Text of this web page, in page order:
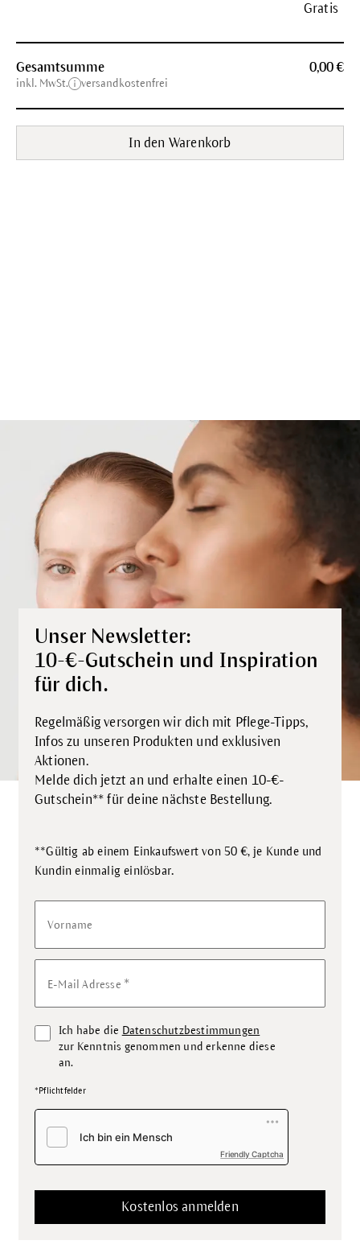
Gratis
Gesamtsumme
inkl. MwSt. versandkostenfrei
0,00 €
In den Warenkorb
Unser Newsletter:
10-€-Gutschein und Inspiration
für dich.
Regelmäßig versorgen wir dich mit Pflege-Tipps,
Infos zu unseren Produkten und exklusiven
Aktionen.
Melde dich jetzt an und erhalte einen 10-€-
Gutschein** für deine nächste Bestellung.
**Gültig ab einem Einkaufswert von 50 €, je Kunde und
Kundin einmalig einlösbar.
Vorname
E-Mail Adresse *
Ich habe die Datenschutzbestimmungen
zur Kenntnis genommen und erkenne diese
an.
*Pflichtfelder
Friendly Captcha